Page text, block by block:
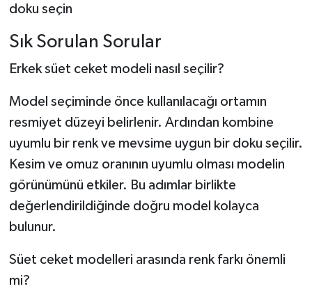
doku seçin
Sık Sorulan Sorular
Erkek süet ceket modeli nasıl seçilir?
Model seçiminde önce kullanılacağı ortamın
resmiyet düzeyi belirlenir. Ardından kombine
uyumlu bir renk ve mevsime uygun bir doku seçilir.
Kesim ve omuz oranının uyumlu olması modelin
görünümünü etkiler. Bu adımlar birlikte
değerlendirildiğinde doğru model kolayca
bulunur.
Süet ceket modelleri arasında renk farkı önemli
mi?